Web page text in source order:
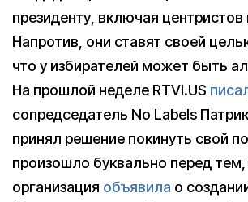
президенту, включая центристов
Напротив, они ставят своей
что у избирателей может быть
На прошлой неделе RTVI.US
сопредседатель No Labels
принял решение покинуть свой
произошло буквально перед тем,
организация объявила о